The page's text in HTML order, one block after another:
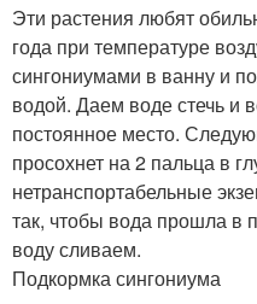
Эти растения любят
года при температуре
сингониумами в ванну и
водой. Даем воде стечь и
постоянное место.
просохнет на 2 пальца в
нетранспортабельные
так, чтобы вода прошла в
воду сливаем.
Подкормка сингониума